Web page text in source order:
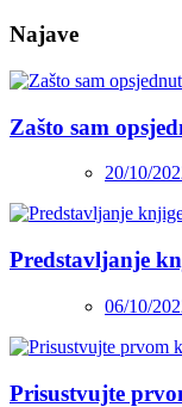
Najave
Zašto sam
20/10/
Predstavljanje
06/10/
Prisustvujte